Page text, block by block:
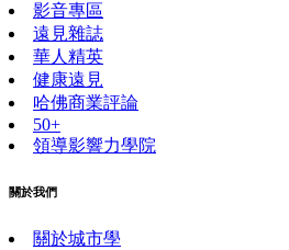
影音專區
遠見雜誌
華人精英
健康遠見
哈佛商業評論
50+
領導影響力學院
關於我們
關於城市學